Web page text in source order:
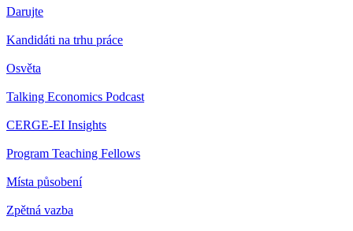
Darujte
Kandidáti na trhu práce
Osvěta
Talking Economics Podcast
CERGE-EI Insights
Program Teaching Fellows
Místa působení
Zpětná vazba